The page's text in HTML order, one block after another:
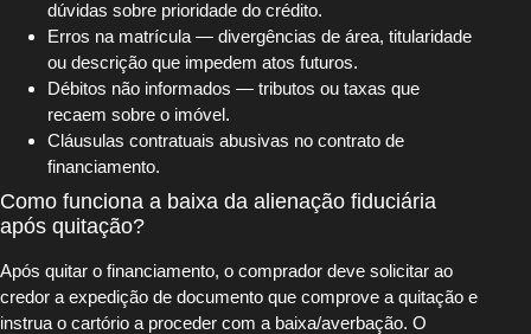
dúvidas sobre prioridade do crédito.
Erros na matrícula — divergências de área, titularidade
ou descrição que impedem atos futuros.
Débitos não informados — tributos ou taxas que
recaem sobre o imóvel.
Cláusulas contratuais abusivas no contrato de
financiamento.
Como funciona a baixa da alienação fiduciária
após quitação?
Após quitar o financiamento, o comprador deve solicitar ao
credor a expedição de documento que comprove a quitação e
instrua o cartório a proceder com a baixa/averbação. O